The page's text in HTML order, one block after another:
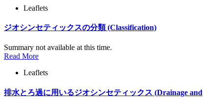
Leaflets
ジオシンセティックスの分類 (Classification)
Summary not available at this time.
Read More
Leaflets
排水とろ過に用いるジオシンセティックス (Drainage and